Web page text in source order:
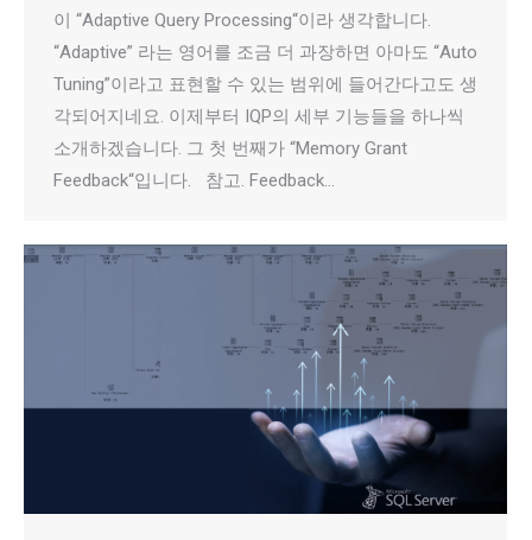
이 “Adaptive Query Processing“이라 생각합니다.
“Adaptive” 라는 영어를 조금 더 과장하면 아마도 “Auto
Tuning”이라고 표현할 수 있는 범위에 들어간다고도 생
각되어지네요. 이제부터 IQP의 세부 기능들을 하나씩
소개하겠습니다. 그 첫 번째가 “Memory Grant
Feedback“입니다. 참고. Feedback…